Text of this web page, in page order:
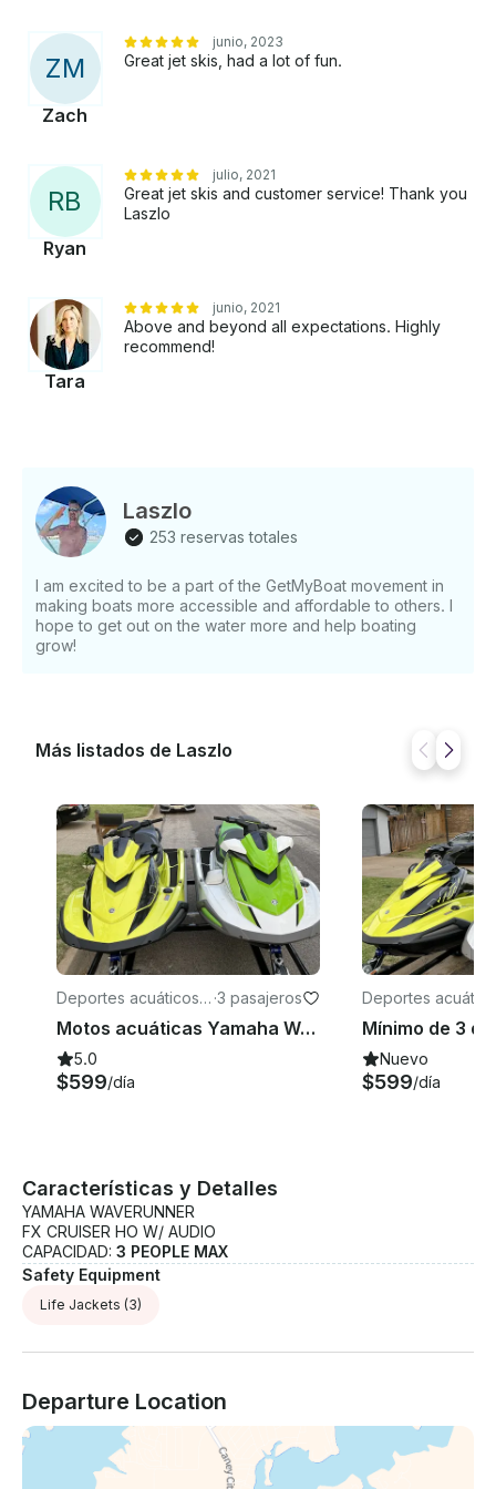
ZM
Zach
junio, 2023
Great jet skis, had a lot of fun.
RB
Ryan
julio, 2021
Great jet skis and customer service! Thank you
Laszlo
Tara
junio, 2021
Above and beyond all expectations. Highly
recommend!
Laszlo
253 reservas totales
I am excited to be a part of the GetMyBoat movement in
making boats more accessible and affordable to others. I
hope to get out on the water more and help boating
grow!
Más listados de Laszlo
Deportes acuáticos e
n Fort Worth
·3 pasajeros
Motos acuáticas Yamaha Waverunner 2021 x 2 | Lake Worth |
5.0
$599/día
Deportes
n Texas
Nuevo
$599/día
Características y Detalles
YAMAHA WAVERUNNER
FX CRUISER HO W/ AUDIO
CAPACIDAD: 3 PEOPLE MAX
Safety Equipment
Life Jackets (3)
Departure Location